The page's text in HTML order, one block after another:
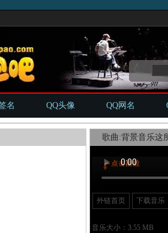
名 QQ头像 QQ网名
歌曲:背景音乐这
外链首页 下载音乐
音乐大小：3.55 MB